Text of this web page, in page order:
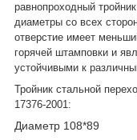
равнопроходный
диаметры со всех
отверстие имеет
горячей штамповки и
устойчивыми к
Тройник стальной
17376-2001:
Диаметр 108*89